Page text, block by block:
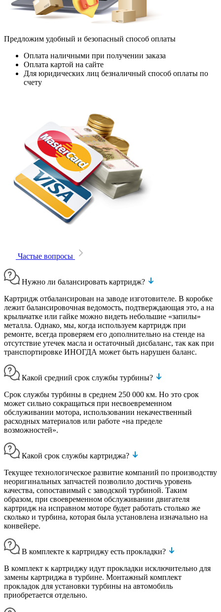
Предложим удобный и безопасный способ оплаты
Оплата наличными при получении заказа
Оплата картой на сайте
Для юридических лиц безналичный способ оплаты по
счету
Частые вопросы
Нужно ли балансировать картридж?
Картридж отбалансирован на заводе изготовителе. В коробке
лежит балансировочная ведомость, подтверждающая это, а на
крыльчатке или гайке можно видеть небольшие «запилы»
металла. Однако, мы, когда используем картридж при
ремонте, всегда проверяем его дополнительно на стенде на
отсутствие утечек масла и остаточный дисбаланс, так как при
транспортировке ИНОГДА может быть нарушен баланс.
Какой средний срок службы турбины?
Срок службы турбины в среднем 250 000 км. Но это срок
может сильно сокращаться при несвоевременном
обслуживании мотора, использовании некачественный
расходных материалов или работе «на пределе
возможностей».
Какой срок службы картриджа?
Текущее технологическое развитие компаний по производству
неоригинальных запчастей позволило достичь уровень
качества, сопоставимый с заводской турбиной. Таким
образом, при своевременном обслуживании двигателя
картридж на исправном моторе будет работать столько же
сколько и турбина, которая была установлена изначально на
конвейере.
В комплекте к картриджу есть прокладки?
В комплект к картриджу идут прокладки исключительно для
замены картриджа в турбине. Монтажный комплект
прокладок для установки турбины на автомобиль
приобретается отдельно.